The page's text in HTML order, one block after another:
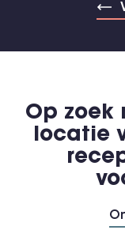
Op zoek
locatie